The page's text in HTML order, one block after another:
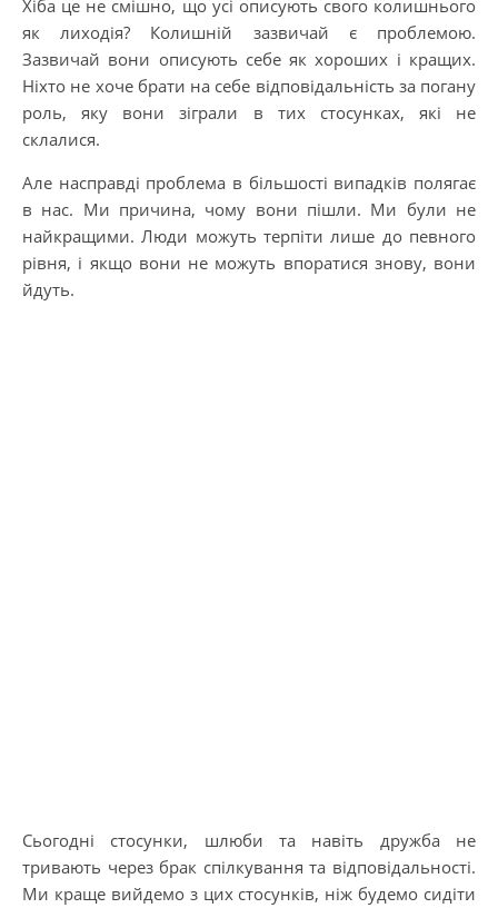
Хіба це не смішно, що усі описують свого колишнього
як лиходія? Колишній зазвичай є проблемою.
Зазвичай вони описують себе як хороших і кращих.
Ніхто не хоче брати на себе відповідальність за погану
роль, яку вони зіграли в тих стосунках, які не
склалися.
Але насправді проблема в більшості випадків полягає
в нас. Ми причина, чому вони пішли. Ми були не
найкращими. Люди можуть терпіти лише до певного
рівня, і якщо вони не можуть впоратися знову, вони
йдуть.
Сьогодні стосунки, шлюби та навіть дружба не
тривають через брак спілкування та відповідальності.
Ми краще вийдемо з цих стосунків, ніж будемо сидіти